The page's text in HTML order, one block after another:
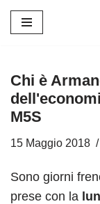
contenuto
Chi è
M5S
15 Maggio 2018
Sono giorni
prese con la